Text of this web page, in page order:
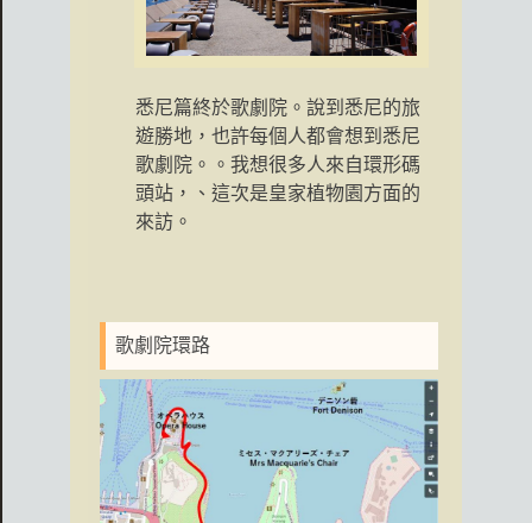
悉尼篇終於歌劇院。說到悉尼的旅
遊勝地，也許每個人都會想到悉尼
歌劇院。。我想很多人來自環形碼
頭站，、這次是皇家植物園方面的
來訪。
歌劇院環路